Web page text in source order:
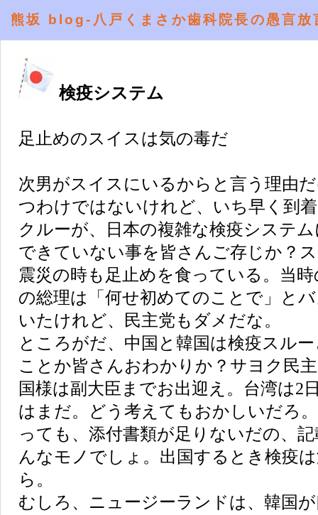
熊坂 blog-八戸くまさか歯科院長の愚言
検疫システム
足止めのスイスは気の毒だ
次男がスイスにいるからと言う理由
つわけではないけれど、いち早く到
クルーが、日本の複雑な検疫システ
できていない事を皆さんご存じか？
震災の時も足止めを食っている。当
の総理は「何せ初めてのことで」と
いたけれど、民主党もダメだな。
ところがだ、中国と韓国は検疫スル
ことか皆さんおわかりか？サヨク民
国様は副大臣までお出迎え。台湾は2
はまだ。どう考えてもおかしいだろ
っても、添付書類が足りないだの、
んなモノでしょ。出国するとき検疫
ら。
むしろ、ニュージーランドは、韓国